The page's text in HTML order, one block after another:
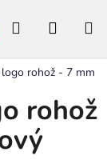
Hľadať
rohož - 7 mm
rohož